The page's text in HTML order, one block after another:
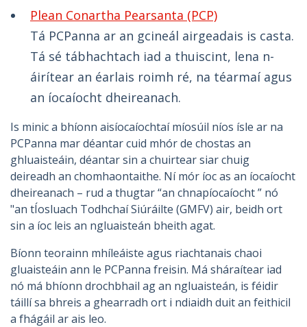
Plean Conartha Pearsanta (PCP)
Tá PCPanna ar an gcineál airgeadais is casta.
Tá sé tábhachtach iad a thuiscint, lena n-
áirítear an éarlais roimh ré, na téarmaí agus
an íocaíocht dheireanach.
Is minic a bhíonn aisíocaíochtaí míosúil níos ísle ar na
PCPanna mar déantar cuid mhór de chostas an
ghluaisteáin, déantar sin a chuirtear siar chuig
deireadh an chomhaontaithe. Ní mór íoc as an íocaíocht
dheireanach – rud a thugtar “an chnapíocaíocht ” nó
"an tÍosluach Todhchaí Siúráilte (GMFV) air, beidh ort
sin a íoc leis an ngluaisteán bheith agat.
Bíonn teorainn mhíleáiste agus riachtanais chaoi
gluaisteáin ann le PCPanna freisin. Má sháraítear iad
nó má bhíonn drochbhail ag an ngluaisteán, is féidir
táillí sa bhreis a ghearradh ort i ndiaidh duit an feithicil
a fhágáil ar ais leo.